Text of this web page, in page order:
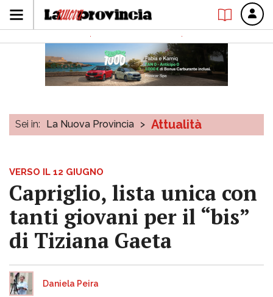
Sei in: La Nuova Provincia > Attualità
VERSO IL 12 GIUGNO
Capriglio, lista unica con
tanti giovani per il “bis”
di Tiziana Gaeta
Daniela Peira